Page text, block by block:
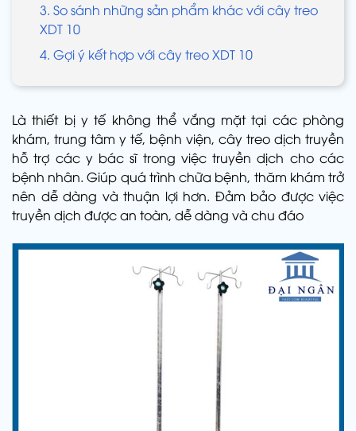
3. So sánh những sản phẩm khác với cây treo
XDT 10
4. Gợi ý kết hợp với cây treo XDT 10
Là thiết bị y tế không thể vắng mặt tại các phòng
khám, trung tâm y tế, bệnh viện, cây treo dịch truyền
hỗ trợ các y bác sĩ trong việc truyền dịch cho các
bệnh nhân. Giúp quá trình chữa bệnh, thăm khám trở
nên dễ dàng và thuận lợi hơn. Đảm bảo được việc
truyền dịch được an toàn, dễ dàng và chu đáo